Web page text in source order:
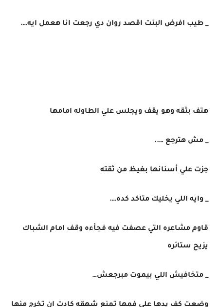
_ طيب افرض البنت اقصد روان دي رجعت انا هعمل ايه….
هتف بثقه وهو يقف ويجلس علي الطاوله امامها
_ مش هترجع …..
جزت علي أسنانها بغيظ من ثقته
_ وايه اللي يخليك متاكد كده….
قاوم مشاعره التي عصفت فيه فجأءه وقف امام الشباك
يزيح ستائره
_ متخافيش اللي بيموت مبرجعش…
وضعت كف يدها علي فمها تمنع شهقه كادت ان تخرج منها